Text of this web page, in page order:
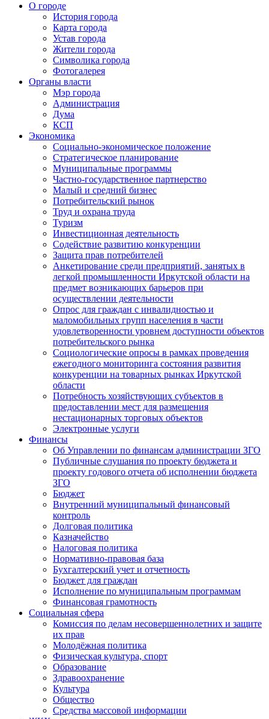
О городе
История города
Карта города
Устав города
Жители города
Символика города
Фотогалерея
Органы власти
Мэр города
Администрация
Дума
КСП
Экономика
Социально-экономическое положение
Стратегическое планирование
Муниципальные программы
Частно-государственное партнерство
Малый и средний бизнес
Потребительский рынок
Труд и охрана труда
Туризм
Инвестиционная деятельность
Содействие развитию конкуренции
Защита прав потребителей
Анкетирование среди предприятий, занятых в
легкой промышленности Иркутской области на
предмет возникающих барьеров при
осуществлении деятельности
Опрос для граждан с инвалидностью и
маломобильных групп населения в части
удовлетворенности уровнем доступности объектов
потребительского рынка
Социологические опросы в рамках проведения
ежегодного мониторинга состояния развития
конкуренции на товарных рынках Иркутской
области
Потребность хозяйствующих субъектов в
предоставлении мест для размещения
нестационарных торговых объектов
Электронные услуги
Финансы
Об Управлении по финансам администрации ЗГО
Публичные слушания по проекту бюджета и
проекту годового отчета об исполнении бюджета
ЗГО
Бюджет
Внутренний муниципальный финансовый
контроль
Долговая политика
Казначейство
Налоговая политика
Нормативно-правовая база
Бухгалтерский учет и отчетность
Бюджет для граждан
Исполнение по муниципальным программам
Финансовая грамотность
Социальная сфера
Комиссия по делам несовершеннолетних и защите
их прав
Молодёжная политика
Физическая культура, спорт
Образование
Здравоохранение
Культура
Общество
Средства массовой информации